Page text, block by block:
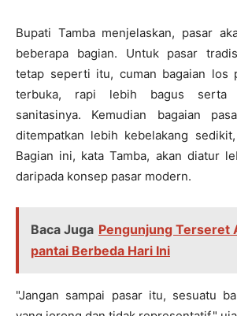
Bupati Tamba menjelaskan, pasar
beberapa bagian. Untuk pasar
tetap seperti itu, cuman bagaian los
terbuka, rapi lebih bagus serta
sanitasinya. Kemudian bagaian
ditempatkan lebih kebelakang
Bagian ini, kata Tamba, akan diatur
daripada konsep pasar modern.
Baca Juga Pengunjung Terseret
pantai Berbeda Hari Ini
"Jangan sampai pasar itu, sesuatu